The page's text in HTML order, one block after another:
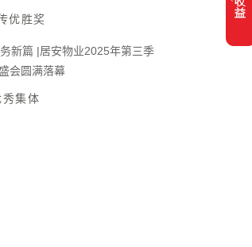
优胜奖
秀集体